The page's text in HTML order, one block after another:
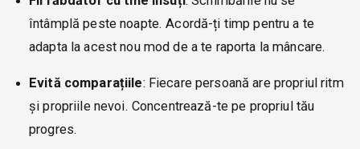
întâmplă peste noapte. Acordă-ți timp pentru a te
adapta la acest nou mod de a te raporta la mâncare.
Evită comparațiile: Fiecare persoană are propriul ritm
și propriile nevoi. Concentrează-te pe propriul tău
progres.